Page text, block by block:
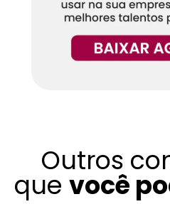
Outros
quevocê